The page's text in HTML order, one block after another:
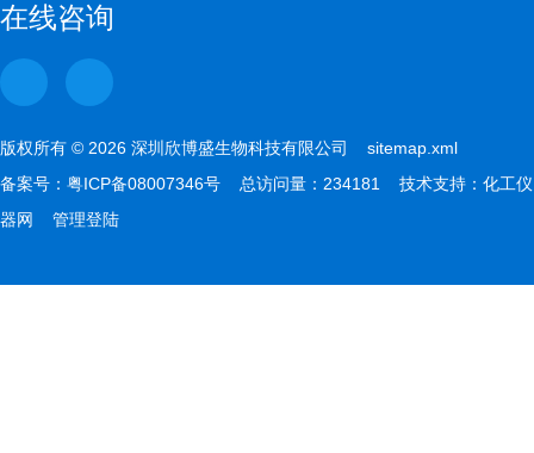
在线咨询
版权所有 © 2026 深圳欣博盛生物科技有限公司 sitemap.xml
备案号： 粤ICP备08007346号 总访问量：234181 技术支持： 化工仪
器网
管理登陆